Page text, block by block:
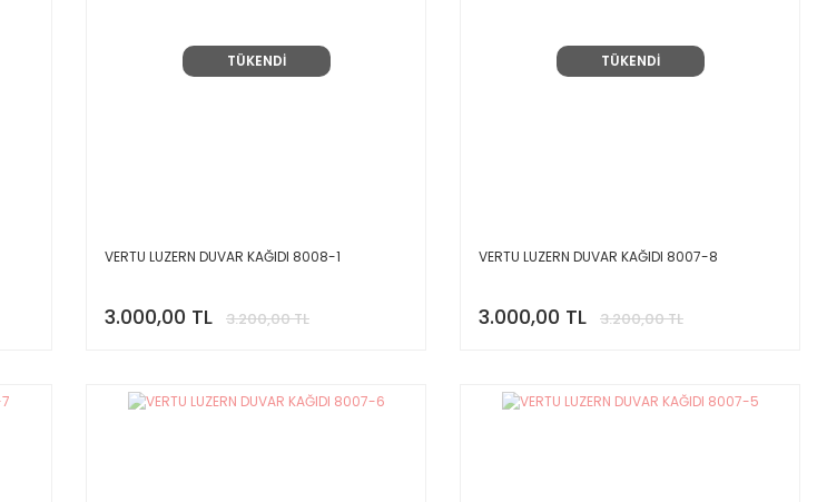
TÜKENDİ
VERTU LUZERN DUVAR KAĞIDI 8008-1
3.000,00 TL 3.200,00 TL
TÜKENDİ
VERTU LUZERN DUVAR KAĞIDI 8007-8
3.000,00 TL 3.200,00 TL